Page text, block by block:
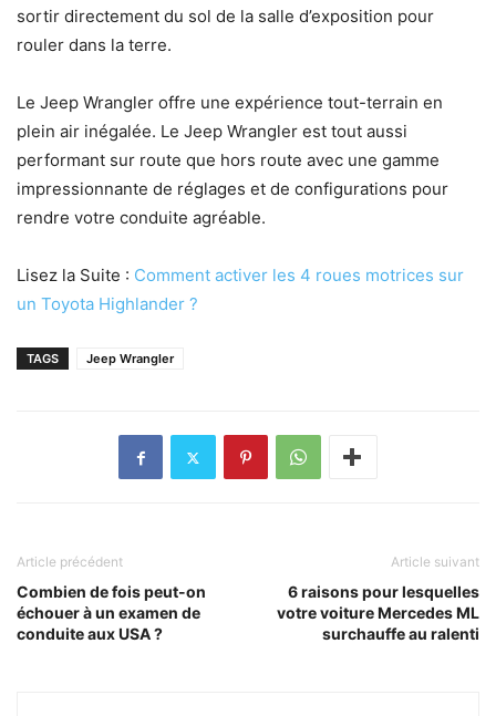
sortir directement du sol de la salle d’exposition pour
rouler dans la terre.
Le Jeep Wrangler offre une expérience tout-terrain en
plein air inégalée. Le Jeep Wrangler est tout aussi
performant sur route que hors route avec une gamme
impressionnante de réglages et de configurations pour
rendre votre conduite agréable.
Lisez la Suite : Comment activer les 4 roues motrices sur
un Toyota Highlander ?
TAGS Jeep Wrangler
Article précédent
Combien de fois peut-on
échouer à un examen de
conduite aux USA ?
Article suivant
6 raisons pour lesquelles
votre voiture Mercedes ML
surchauffe au ralenti